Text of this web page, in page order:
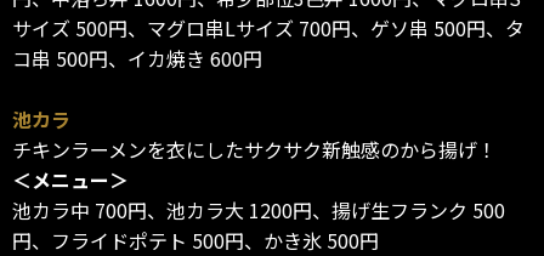
サイズ 500円、マグロ串Lサイズ 700円、ゲソ串 500円、タ
コ串 500円、イカ焼き 600円
池カラ
チキンラーメンを衣にしたサクサク新触感のから揚げ！
＜メニュー＞
池カラ中 700円、池カラ大 1200円、揚げ生フランク 500
円、フライドポテト 500円、かき氷 500円